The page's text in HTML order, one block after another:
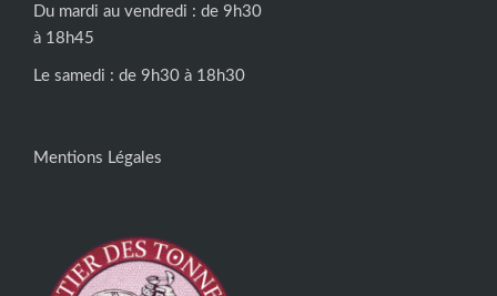
Du mardi au vendredi : de 9h30
à 18h45
Le samedi : de 9h30 à 18h30
Mentions Légales